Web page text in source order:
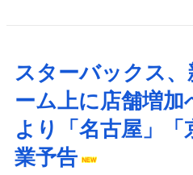
スターバックス、
ーム上に店舗増
より「名古屋」「
業予告